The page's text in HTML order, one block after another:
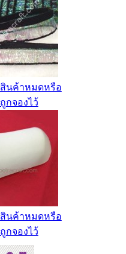
สินค้าหมดหรือ
ถูกจองไว้
สินค้าหมดหรือ
ถูกจองไว้